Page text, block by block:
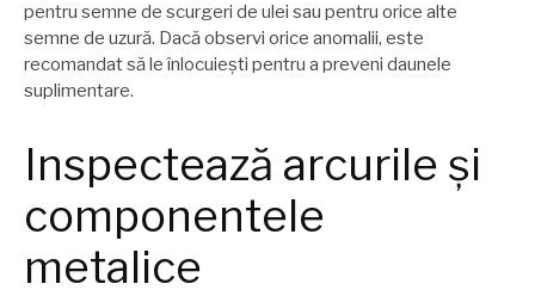
pentru semne de scurgeri de ulei sau pentru orice alte
semne de uzură. Dacă observi orice anomalii, este
recomandat să le înlocuiești pentru a preveni daunele
suplimentare.
Inspectează arcurile și
componentele
metalice